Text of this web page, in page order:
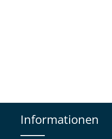
Informationen